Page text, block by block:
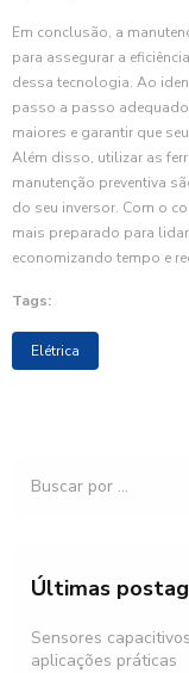
Em conclusão, a
para assegurar a
dessa tecnologia. Ao
passo a passo
maiores e garantir que
Além disso, utilizar as
manutenção preventiva
do seu inversor. Com o
mais preparado para
economizando tempo e
Tags:
Elétrica
Últimas
Sensores
aplicações práticas